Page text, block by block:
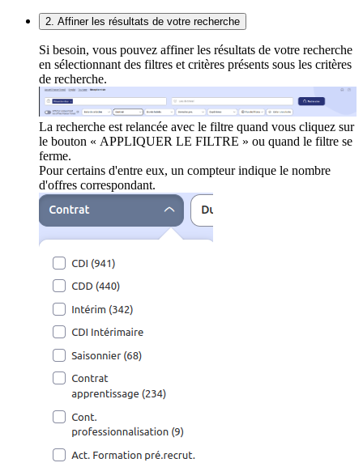
2. Affiner les résultats de votre recherche
Si besoin, vous pouvez affiner les résultats de votre recherche
en sélectionnant des filtres et critères présents sous les critères
de recherche.
La recherche est relancée avec le filtre quand vous cliquez sur
le bouton « APPLIQUER LE FILTRE » ou quand le filtre se
ferme.
Pour certains d'entre eux, un compteur indique le nombre
d'offres correspondant.